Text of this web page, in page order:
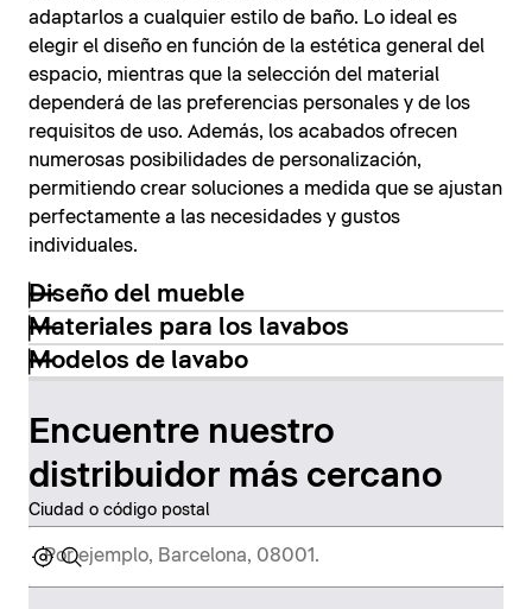
adaptarlos a cualquier estilo de baño. Lo ideal es
elegir el diseño en función de la estética general del
espacio, mientras que la selección del material
dependerá de las preferencias personales y de los
requisitos de uso. Además, los acabados ofrecen
numerosas posibilidades de personalización,
permitiendo crear soluciones a medida que se ajustan
perfectamente a las necesidades y gustos
individuales.
Diseño del mueble
Materiales para los lavabos
Modelos de lavabo
Encuentre nuestro
distribuidor más cercano
Ciudad o código postal